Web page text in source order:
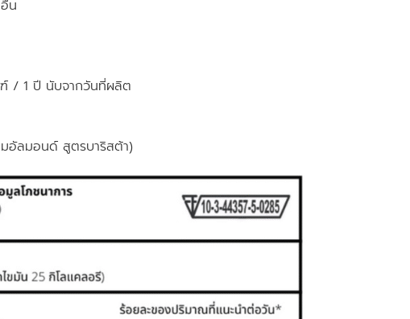
น
/ 1 ปี นับจากวันที่ผลิต
อัลมอนด์ สูตรบาริสต้า)